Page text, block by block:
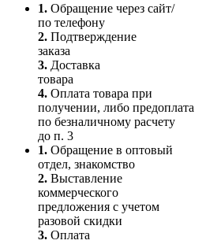
1. Обращение через сайт/
по телефону
2. Подтверждение
заказа
3. Доставка
товара
4. Оплата товара при
получении, либо предоплата
по безналичному расчету
до п. 3
1. Обращение в оптовый
отдел, знакомство
2. Выставление
коммерческого
предложения с учетом
разовой скидки
3. Оплата